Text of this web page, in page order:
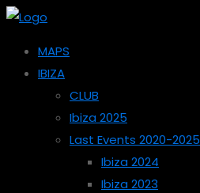
MAPS
IBIZA
CLUB
Ibiza 2025
Last Events 2020-2025
Ibiza 2024
Ibiza 2023